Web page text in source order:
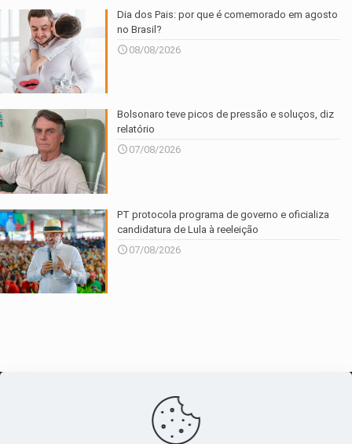
Dia dos Pais: por que é comemorado em agosto
no Brasil?
08/08/2026
Bolsonaro teve picos de pressão e soluços, diz
relatório
07/08/2026
PT protocola programa de governo e oficializa
candidatura de Lula à reeleição
07/08/2026
canal de notícias